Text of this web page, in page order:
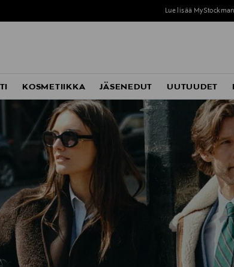
Lue lisää
KOSMETIIKKA JÄSENEDUT UUTUUDET